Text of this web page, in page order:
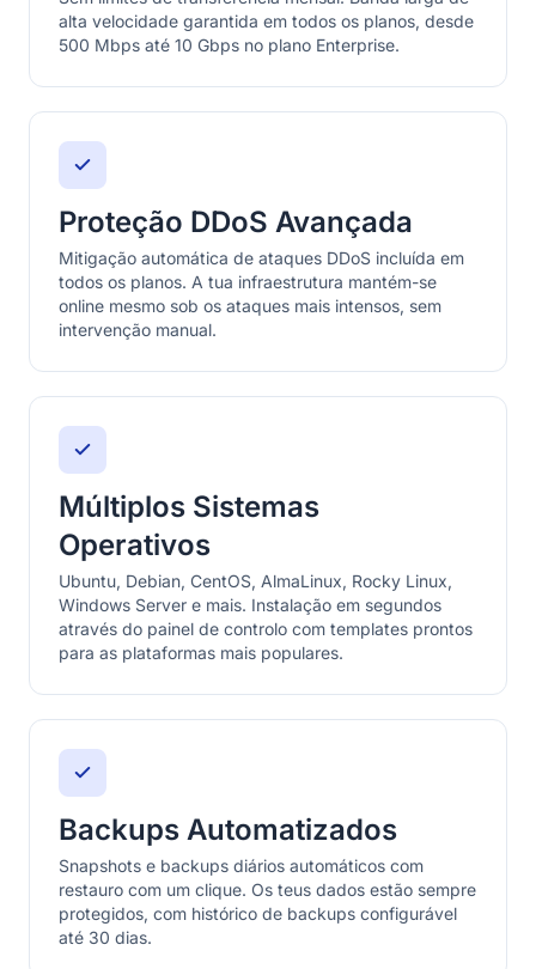
alta velocidade garantida em todos os planos, desde
500 Mbps até 10 Gbps no plano Enterprise.
Proteção DDoS Avançada
Mitigação automática de ataques DDoS incluída em
todos os planos. A tua infraestrutura mantém-se
online mesmo sob os ataques mais intensos, sem
intervenção manual.
Múltiplos Sistemas
Operativos
Ubuntu, Debian, CentOS, AlmaLinux, Rocky Linux,
Windows Server e mais. Instalação em segundos
através do painel de controlo com templates prontos
para as plataformas mais populares.
Backups Automatizados
Snapshots e backups diários automáticos com
restauro com um clique. Os teus dados estão sempre
protegidos, com histórico de backups configurável
até 30 dias.